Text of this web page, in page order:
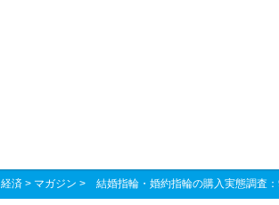
経済 > マガジン > 結婚指輪・婚約指輪の購入実態調査